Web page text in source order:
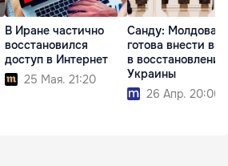
В Иране частично
восстановился
доступ в Интернет
25 Мая. 21:20
Санду: Молдова
готова внести
в восстановление
Украины
26 Апр. 20:00